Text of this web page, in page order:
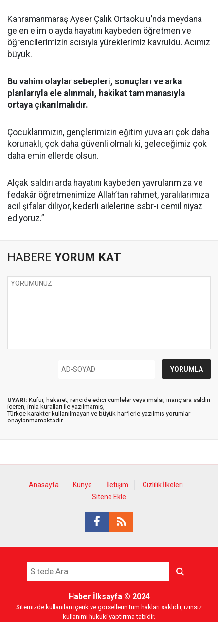
Kahramanmaraş Ayser Çalık Ortaokulu’nda meydana
gelen elim olayda hayatını kaybeden öğretmen ve
öğrencilerimizin acısıyla yüreklerimiz kavruldu. Acımız
büyük.
Bu vahim olaylar sebepleri, sonuçları ve arka
planlarıyla ele alınmalı, hakikat tam manasıyla
ortaya çıkarılmalıdır.
Çocuklarımızın, gençlerimizin eğitim yuvaları çok daha
korunaklı, çok daha güvenli olmalı ki, geleceğimiz çok
daha emin ellerde olsun.
Alçak saldırılarda hayatını kaybeden yavrularımıza ve
fedakâr öğretmenimize Allah’tan rahmet, yaralılarımıza
acil şifalar diliyor, kederli ailelerine sabr-ı cemil niyaz
ediyoruz.”
HABERE YORUM KAT
UYARI: Küfür, hakaret, rencide edici cümleler veya imalar, inançlara saldırı
içeren, imla kuralları ile yazılmamış,
Türkçe karakter kullanılmayan ve büyük harflerle yazılmış yorumlar
onaylanmamaktadır.
Anasayfa Künye İletişim
Gizlilik İlkeleri
Sitene Ekle
Haber İlksayfa© 2024
Sitemizde kullanılan içerik ve görsellerin tüm hakları saklıdır, izinsiz
kullanımı hukuki yaptırıma tabidir.